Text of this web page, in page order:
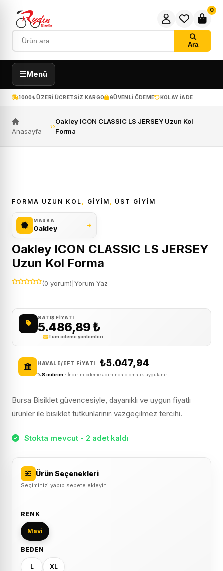
Ara
0
Menü
1000₺ ÜZERI ÜCRETSIZ KARGO GÜVENLI ÖDEME KOLAY IADE
Anasayfa
››
Oakley ICON CLASSIC LS JERSEY Uzun Kol
Forma
FORMA UZUN KOL GİYİM ÜST GIYIM
MARKA
Oakley
Oakley ICON CLASSIC LS JERSEY
Uzun Kol Forma
(0 yorum) Yorum Yaz
SATIŞ FIYATI
5.486,89 ₺
Tüm ödeme yöntemleri
HAVALE/EFT FIYATI ₺5.047,94
%8 indirim · İndirim ödeme adımında otomatik uygulanır.
Bursa Bisiklet güvencesiyle, dayanıklı ve uygun fiyatlı
ürünler ile bisiklet tutkunlarının vazgeçilmez tercihi.
Stokta mevcut - 2 adet kaldı
Ürün Seçenekleri
Seçiminizi yapıp sepete ekleyin
RENK
Mavi
BEDEN
L XL